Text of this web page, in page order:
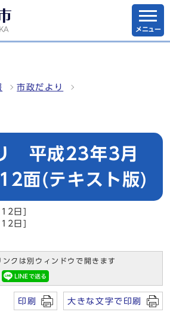
メニュー
市政だより
平成23年3月
面(テキスト版)
日]
日]
クは別ウィンドウで開きます
印刷 大きな文字で印刷